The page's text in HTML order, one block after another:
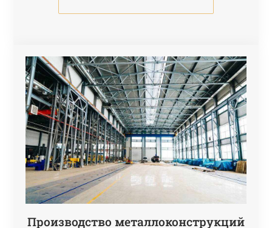
Производство металлоконструкций